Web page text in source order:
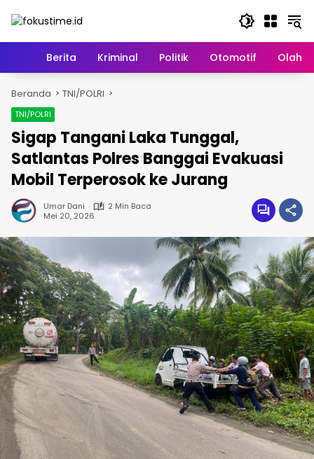
HomeBerita Kriminal Politik Otomotif
Beranda TNI/POLRI
TNI/POLRI
Sigap Tangani Laka Tunggal,
Satlantas Polres Banggai Evakuasi
Mobil Terperosok ke Jurang
Umar Dani
2 Min Baca
Mei 20, 2026